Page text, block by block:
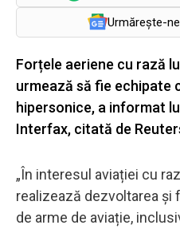
Urmărește-
Forțele aeriene cu rază
urmează să fie echipate
hipersonice, a informat
Interfax, citată de
„În interesul aviației cu
realizează dezvoltarea și
de arme de aviație,